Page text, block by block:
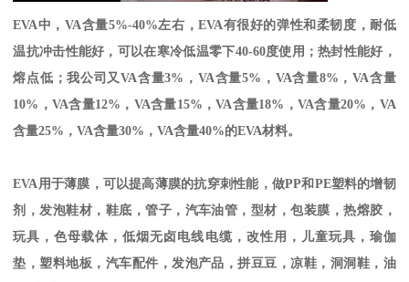
EVA中，VA含量5%-40%左右，EVA有很好的弹性和柔韧度，耐低
温抗冲击性能好，可以在寒冷低温零下40-60度使用；热封性能好，
熔点低；我公司又VA含量3% ， VA含量5% ， VA含量8% ，VA含量
10% ， VA含量12% ， VA含量15% ，VA含量18% ，VA含量20% ， VA
含量25% ，VA含量30% ，VA含量40%的EVA材料。
EVA用于薄膜，可以提高薄膜的抗穿刺性能，做PP和 PE塑料的增韧
剂，发泡鞋材，鞋底，管子，汽车油管，型材，包装膜，热熔胶，
玩具，色母载体，低烟无卤电线电缆，改性用，儿童玩具，瑜伽
垫，塑料地板，汽车配件，发泡产品，拼豆豆，凉鞋，洞洞鞋，油